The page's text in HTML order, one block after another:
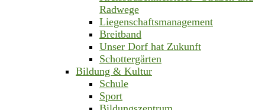
Radwege
Liegenschaftsmanagement
Breitband
Unser Dorf hat Zukunft
Schottergärten
Bildung & Kultur
Schule
Sport